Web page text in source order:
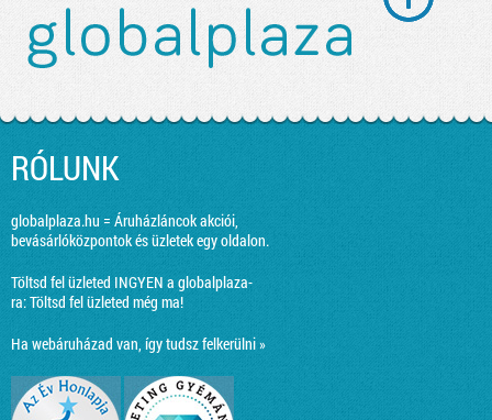
RÓLUNK
globalplaza.hu = Áruházláncok akciói,
bevásárlóközpontok és üzletek egy oldalon.
Töltsd fel üzleted INGYEN a globalplaza-
ra:Töltsd fel üzleted még ma!
Ha webáruházad van, így tudsz felkerülni »